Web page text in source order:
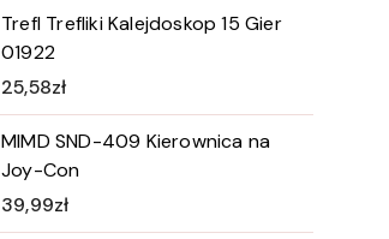
Trefl Trefliki Kalejdoskop 15 Gier
01922
25,58zł
MIMD SND-409 Kierownica na
Joy-Con
39,99zł